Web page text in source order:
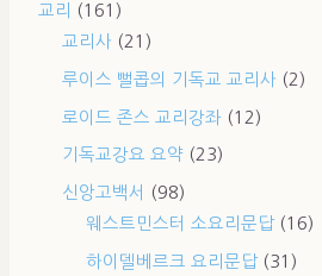
교리
(161)
교리사 (21)
루이스 뻘콥의 기독교 교리사 (2)
로이드 존스 교리강좌 (12)
기독교강요 요약 (23)
신앙고백서
(98)
웨스트민스터 소요리문답(16)
하이델베르크 요리문답(31)